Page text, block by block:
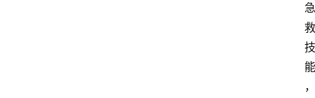
急
救
技
能
，